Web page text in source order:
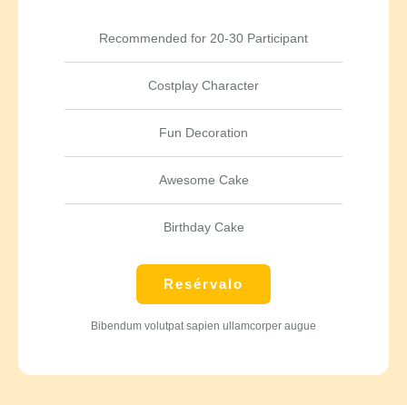
Recommended for 20-30 Participant
Costplay Character
Fun Decoration
Awesome Cake
Birthday Cake
Resérvalo
Bibendum volutpat sapien ullamcorper augue